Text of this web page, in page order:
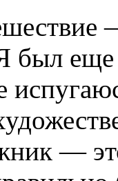
был еще
—